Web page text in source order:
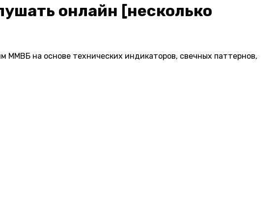
онлайн [несколько
ММВБ на основе технических индикаторов, свечных паттернов,